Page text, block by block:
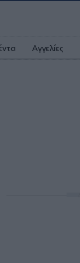
Αγγελίες